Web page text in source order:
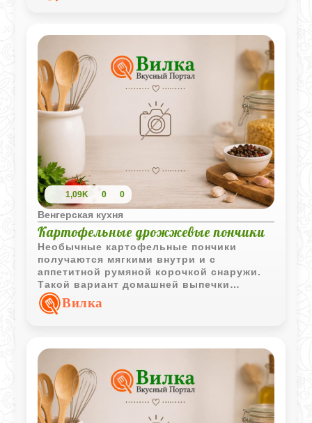
1,09K 0 0
Венгерская кухня
Картофельные дрожжевые пончики
Необычные картофельные пончики
получаются мягкими внутри и с
аппетитной румяной корочкой снаружи.
Такой вариант домашней выпечки
отлично подходит как для завтрака, так и
для перекуса.
Вилка